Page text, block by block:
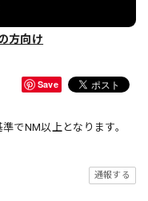
方向け
Save
でNM以上となります。
通報する